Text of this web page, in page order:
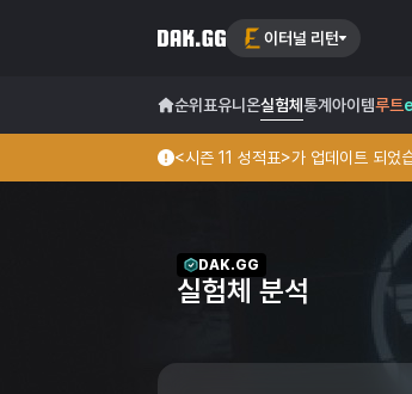
이터널 리턴
순위표유니온실험체 통계 아이템루트
<시즌 11 성적표>가 업데이트 되었
DAK.GG
실험체 분석